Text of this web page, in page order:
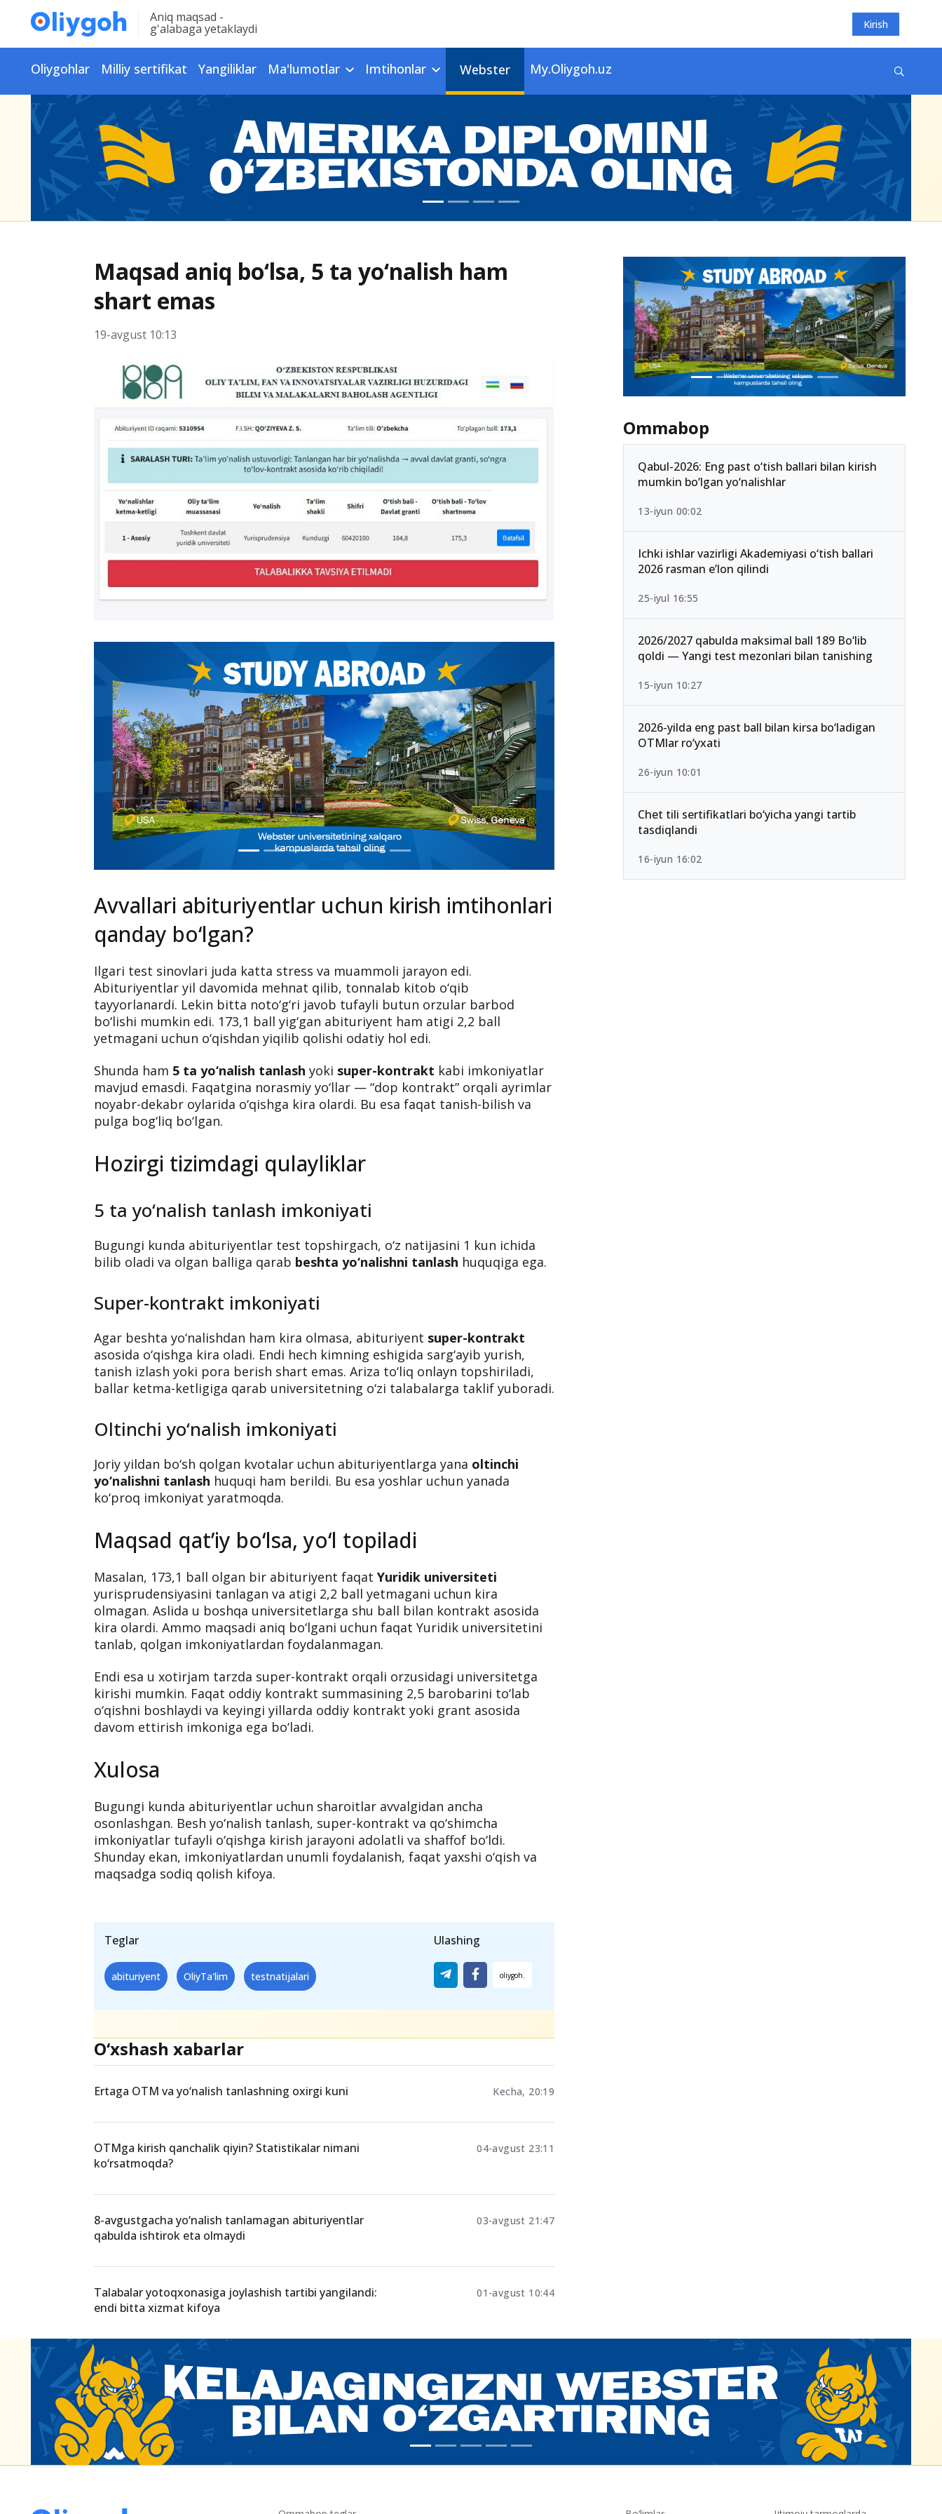
Aniq maqsad -
g'alabaga yetaklaydi Kirish
Oliygohlar Milliy sertifikat Yangiliklar Ma'lumotlar Imtihonlar Webster My.Oliygoh.uz
Maqsad aniq bo‘lsa, 5 ta yo‘nalish ham
shart emas
19-avgust 10:13
Avvallari abituriyentlar uchun kirish imtihonlari
qanday bo‘lgan?
Ilgari test sinovlari juda katta stress va muammoli jarayon edi.
Abituriyentlar yil davomida mehnat qilib, tonnalab kitob o‘qib
tayyorlanardi. Lekin bitta noto‘g‘ri javob tufayli butun orzular barbod
bo‘lishi mumkin edi. 173,1 ball yig‘gan abituriyent ham atigi 2,2 ball
yetmagani uchun o‘qishdan yiqilib qolishi odatiy hol edi.
Shunda ham 5 ta yo‘nalish tanlash yoki super-kontrakt kabi imkoniyatlar
mavjud emasdi. Faqatgina norasmiy yo‘llar — “dop kontrakt” orqali ayrimlar
noyabr-dekabr oylarida o‘qishga kira olardi. Bu esa faqat tanish-bilish va
pulga bog‘liq bo‘lgan.
Hozirgi tizimdagi qulayliklar
5 ta yo‘nalish tanlash imkoniyati
Bugungi kunda abituriyentlar test topshirgach, o‘z natijasini 1 kun ichida
bilib oladi va olgan balliga qarab beshta yo‘nalishni tanlash huquqiga ega.
Super-kontrakt imkoniyati
Agar beshta yo‘nalishdan ham kira olmasa, abituriyent super-kontrakt
asosida o‘qishga kira oladi. Endi hech kimning eshigida sarg‘ayib yurish,
tanish izlash yoki pora berish shart emas. Ariza to‘liq onlayn topshiriladi,
ballar ketma-ketligiga qarab universitetning o‘zi talabalarga taklif yuboradi.
Oltinchi yo‘nalish imkoniyati
Joriy yildan bo‘sh qolgan kvotalar uchun abituriyentlarga yana oltinchi
yo‘nalishni tanlash huquqi ham berildi. Bu esa yoshlar uchun yanada
ko‘proq imkoniyat yaratmoqda.
Maqsad qat’iy bo‘lsa, yo‘l topiladi
Masalan, 173,1 ball olgan bir abituriyent faqatYuridik universiteti
yurisprudensiyasini tanlagan va atigi 2,2 ball yetmagani uchun kira
olmagan. Aslida u boshqa universitetlarga shu ball bilan kontrakt asosida
kira olardi. Ammo maqsadi aniq bo‘lgani uchun faqat Yuridik universitetini
tanlab, qolgan imkoniyatlardan foydalanmagan.
Endi esa u xotirjam tarzda super-kontrakt orqali orzusidagi universitetga
kirishi mumkin. Faqat oddiy kontrakt summasining 2,5 barobarini to‘lab
o‘qishni boshlaydi va keyingi yillarda oddiy kontrakt yoki grant asosida
davom ettirish imkoniga ega bo‘ladi.
Xulosa
Bugungi kunda abituriyentlar uchun sharoitlar avvalgidan ancha
osonlashgan. Besh yo‘nalish tanlash, super-kontrakt va qo‘shimcha
imkoniyatlar tufayli o‘qishga kirish jarayoni adolatli va shaffof bo‘ldi.
Shunday ekan, imkoniyatlardan unumli foydalanish, faqat yaxshi o‘qish va
maqsadga sodiq qolish kifoya.
Teglar
abituriyent OliyTa'lim testnatijalari
Ulashing
O‘xshash xabarlar
Ertaga OTM va yo‘nalish tanlashning oxirgi kuni Kecha, 20:19
OTMga kirish qanchalik qiyin? Statistikalar nimani
ko‘rsatmoqda?
04-avgust 23:11
8-avgustgacha yo‘nalish tanlamagan abituriyentlar
qabulda ishtirok eta olmaydi
03-avgust 21:47
Talabalar yotoqxonasiga joylashish tartibi yangilandi:
endi bitta xizmat kifoya
01-avgust 10:44
Ommabop
Qabul-2026: Eng past o‘tish ballari bilan kirish
mumkin bo‘lgan yo‘nalishlar
13-iyun 00:02
Ichki ishlar vazirligi Akademiyasi o‘tish ballari
2026 rasman e’lon qilindi
25-iyul 16:55
2026/2027 qabulda maksimal ball 189 Bo‘lib
qoldi — Yangi test mezonlari bilan tanishing
15-iyun 10:27
2026-yilda eng past ball bilan kirsa bo‘ladigan
OTMlar ro‘yxati
26-iyun 10:01
Chet tili sertifikatlari bo‘yicha yangi tartib
tasdiqlandi
16-iyun 16:02